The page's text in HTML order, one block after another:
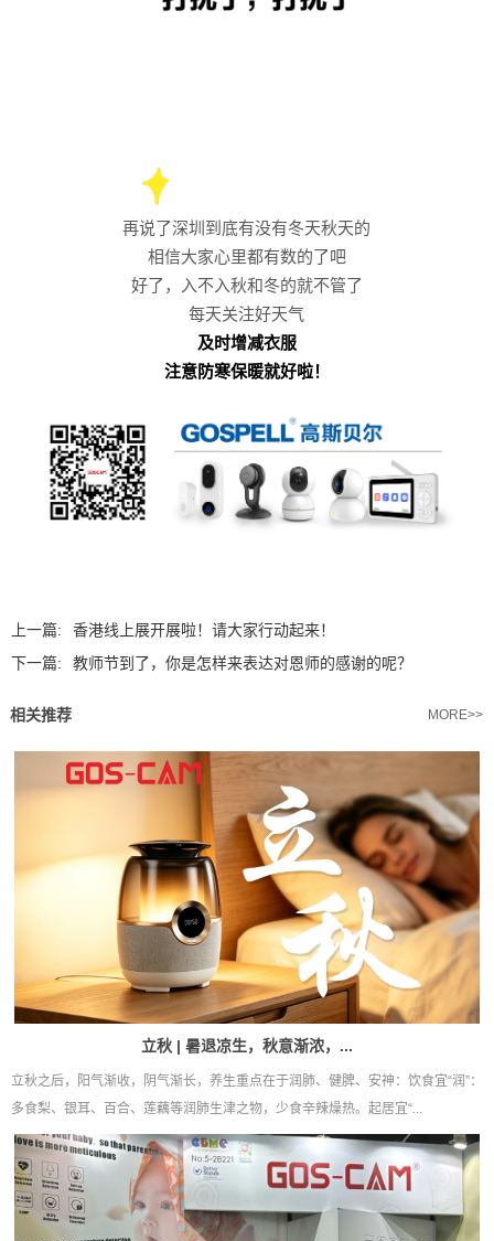
再说了深圳到底有没有冬天秋天的
相信大家心里都有数的了吧
好了，入不入秋和冬的就不管了
每天关注好天气
及时增减衣服
注意防寒保暖就好啦！
上一篇:
香港线上展开展啦！请大家行动起来！
下一篇:
教师节到了，你是怎样来表达对恩师的感谢的呢？
相关推荐 MORE>>
立秋 | 暑退凉生，秋意渐浓，...
立秋之后，阳气渐收，阴气渐长，养生重点在于润肺、健脾、安神：饮食宜“润”：
多食梨、银耳、百合、莲藕等润肺生津之物，少食辛辣燥热。起居宜“...